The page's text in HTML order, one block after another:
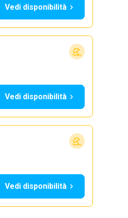
Vedi disponibilità
Vedi disponibilità
Vedi disponibilità